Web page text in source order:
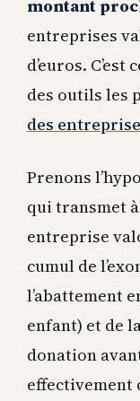
montant
entreprises
d’euros.
des outils les
des
Prenons
qui transmet
entreprise
cumul de
l’abattement
enfant) et de
donation
effectivement